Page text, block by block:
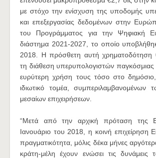
με στόχο την ενίσχυση της υποδομής
και επεξεργασίας δεδομένων στην
του Προγράμματος για την Ψηφιακή
διάστημα 2021-2027, το οποίο
2018. Η πρόσθετη αυτή χρηματοδότηση
τη διάθεση υπερυπολογιστών παγκόσμιας
ευρύτερη χρήση τους τόσο στο
ιδιωτικό τομέα, συμπεριλαμβανομένων
μεσαίων επιχειρήσεων.
“Mετά από την αρχική πρόταση της
Ιανουάριο του 2018, η κοινή επιχείρηση
πραγματικότητα, μόλις δέκα μήνες
κράτη-μέλη έχουν ενώσει τις δυνάμεις